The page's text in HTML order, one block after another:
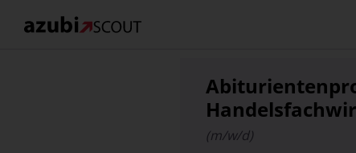
(m/w/d)